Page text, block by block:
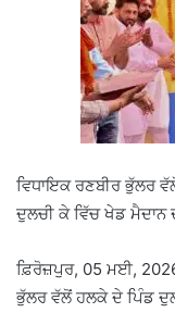
ਵਿਧਾਇਕ ਰਣਬੀਰ ਭੁੱਲਰ
ਦੁਲਚੀ ਕੇ ਵਿੱਚ ਖੇਡ ਮੈਦਾਨ
ਫ਼ਿਰੋਜ਼ਪੁਰ, 05 ਮਈ,
ਭੁੱਲਰ ਵੱਲੋਂ ਹਲਕੇ ਦੇ ਪਿੰਡ